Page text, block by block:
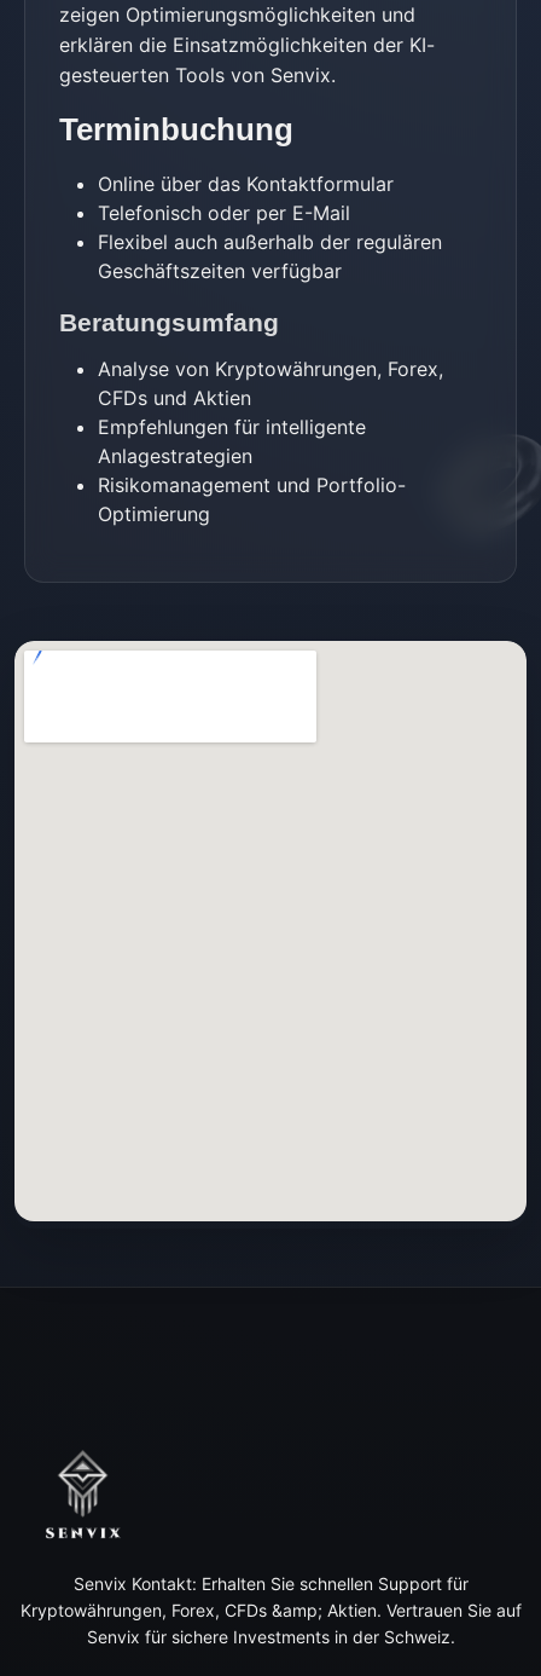
zeigen Optimierungsmöglichkeiten und
erklären die Einsatzmöglichkeiten der KI-
gesteuerten Tools von Senvix.
Terminbuchung
Online über das Kontaktformular
Telefonisch oder per E-Mail
Flexibel auch außerhalb der regulären
Geschäftszeiten verfügbar
Beratungsumfang
Analyse von Kryptowährungen, Forex,
CFDs und Aktien
Empfehlungen für intelligente
Anlagestrategien
Risikomanagement und Portfolio-
Optimierung
Senvix Kontakt: Erhalten Sie schnellen Support für
Kryptowährungen, Forex, CFDs &amp; Aktien. Vertrauen Sie auf
Senvix für sichere Investments in der Schweiz.